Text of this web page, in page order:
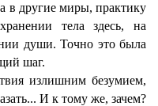
в другие миры, практику
тела здесь, на
души. Точно это была
шаг.
излишним безумием,
И к тому же, зачем?